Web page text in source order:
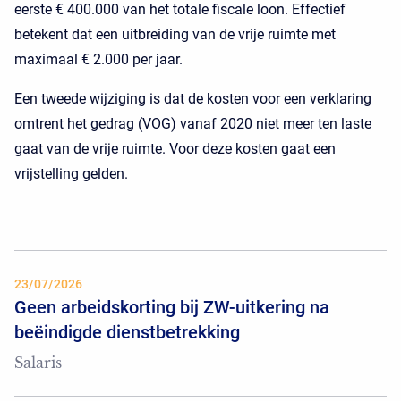
eerste € 400.000 van het totale fiscale loon. Effectief
betekent dat een uitbreiding van de vrije ruimte met
maximaal € 2.000 per jaar.
Een tweede wijziging is dat de kosten voor een verklaring
omtrent het gedrag (VOG) vanaf 2020 niet meer ten laste
gaat van de vrije ruimte. Voor deze kosten gaat een
vrijstelling gelden.
23/07/2026
Geen arbeidskorting bij ZW-uitkering na
beëindigde dienstbetrekking
Salaris